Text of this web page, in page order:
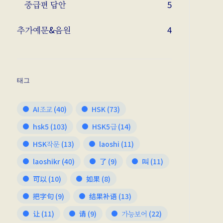
중급편 답안 5
추가예문&음원 4
태그
AI조교(40) HSK(73)
hsk5(103) HSK5급(14)
HSK작문(13) laoshi (11)
laoshikr(40) 了 (9) 叫 (11)
可以 (10) 如果 (8)
把字句(9) 结果补语 (13)
让(11) 请 (9) 가능보어 (22)